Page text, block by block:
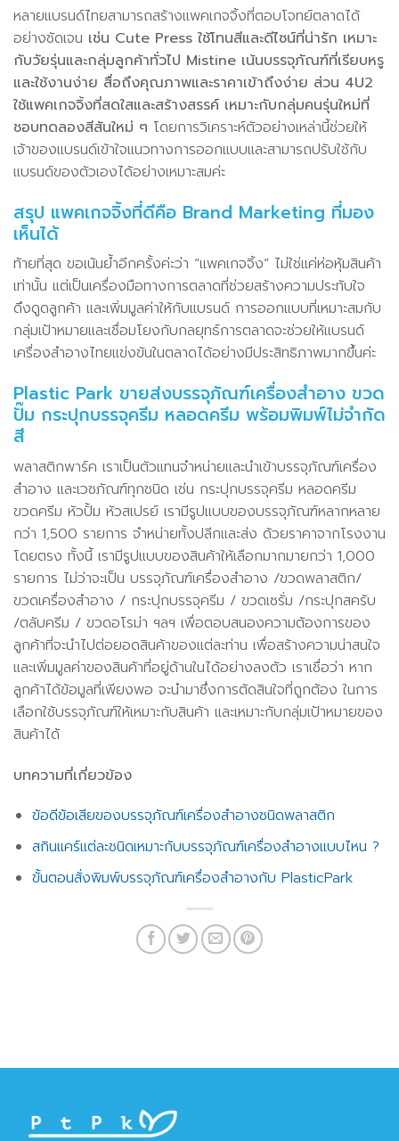
หลายแบรนด์ไทยสามารถสร้างแพคเกจจิ้งที่ตอบโจทย์ตลาดได้
อย่างชัดเจน เช่น Cute Press ใช้โทนสีและดีไซน์ที่น่ารัก เหมาะ
กับวัยรุ่นและกลุ่มลูกค้าทั่วไป Mistine เน้นบรรจุภัณฑ์ที่เรียบหรู
และใช้งานง่าย สื่อถึงคุณภาพและราคาเข้าถึงง่าย ส่วน 4U2
ใช้แพคเกจจิ้งที่สดใสและสร้างสรรค์ เหมาะกับกลุ่มคนรุ่นใหม่ที่
ชอบทดลองสีสันใหม่ ๆ โดยการวิเคราะห์ตัวอย่างเหล่านี้ช่วยให้
เจ้าของแบรนด์เข้าใจแนวทางการออกแบบและสามารถปรับใช้กับ
แบรนด์ของตัวเองได้อย่างเหมาะสมค่ะ
สรุป แพคเกจจิ้งที่ดีคือ Brand Marketing ที่มอง
เห็นได้
ท้ายที่สุด ขอเน้นย้ำอีกครั้งค่ะว่า “แพคเกจจิ้ง” ไม่ใช่แค่ห่อหุ้มสินค้า
เท่านั้น แต่เป็นเครื่องมือทางการตลาดที่ช่วยสร้างความประทับใจ
ดึงดูดลูกค้า และเพิ่มมูลค่าให้กับแบรนด์ การออกแบบที่เหมาะสมกับ
กลุ่มเป้าหมายและเชื่อมโยงกับกลยุทธ์การตลาดจะช่วยให้แบรนด์
เครื่องสำอางไทยแข่งขันในตลาดได้อย่างมีประสิทธิภาพมากขึ้นค่ะ
Plastic Park ขายส่งบรรจุภัณฑ์เครื่องสำอาง ขวด
ปั๊ม กระปุกบรรจุครีม หลอดครีม พร้อมพิมพ์ไม่จำกัด
สี
พลาสติกพาร์ค เราเป็นตัวแทนจำหน่ายและนำเข้าบรรจุภัณฑ์เครื่อง
สำอาง และเวชภัณฑ์ทุกชนิด เช่น กระปุกบรรจุครีม หลอดครีม
ขวดครีม หัวปั้ม หัวสเปรย์ เรามีรูปแบบของบรรจุภัณฑ์หลากหลาย
กว่า 1,500 รายการ จำหน่ายทั้งปลีกและส่ง ด้วยราคาจากโรงงาน
โดยตรง ทั้งนี้ เรามีรูปแบบของสินค้าให้เลือกมากมายกว่า 1,000
รายการ ไม่ว่าจะเป็น บรรจุภัณฑ์เครื่องสำอาง /ขวดพลาสติก/
ขวดเครื่องสำอาง / กระปุกบรรจุครีม / ขวดเซรั่ม /กระปุกสครับ
/ตลับครีม / ขวดอโรม่า ฯลฯ เพื่อตอบสนองความต้องการของ
ลูกค้าที่จะนำไปต่อยอดสินค้าของแต่ละท่าน เพื่อสร้างความน่าสนใจ
และเพิ่มมูลค่าของสินค้าที่อยู่ด้านในได้อย่างลงตัว เราเชื่อว่า หาก
ลูกค้าได้ข้อมูลที่เพียงพอ จะนำมาซึ่งการตัดสินใจที่ถูกต้อง ในการ
เลือกใช้บรรจุภัณฑ์ให้เหมาะกับสินค้า และเหมาะกับกลุ่มเป้าหมายของ
สินค้าได้
บทความที่เกี่ยวข้อง
ข้อดีข้อเสียของบรรจุภัณฑ์เครื่องสำอางชนิดพลาสติก
สกินแคร์แต่ละชนิดเหมาะกับบรรจุภัณฑ์เครื่องสำอางแบบไหน ?
ขั้นตอนสั่งพิมพ์บรรจุภัณฑ์เครื่องสำอางกับ PlasticPark